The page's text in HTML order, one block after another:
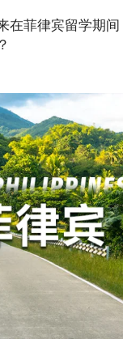
在菲律宾留学期